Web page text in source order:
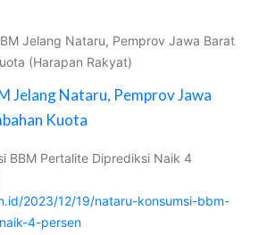
Jelang Nataru, Pemprov Jawa Barat
(Harapan Rakyat)
Jelang Nataru, Pemprov Jawa
Kuota
BBM Pertalite Diprediksi Naik 4
2023/12/19/nataru-konsumsi-bbm-
4-persen